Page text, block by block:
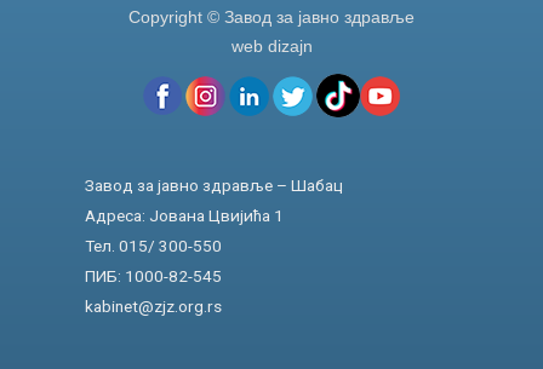
Copyright © Завод за јавно здравље
web dizajn
Завод за јавно здравље – Шабац
Адреса: Јована Цвијића 1
Тел. 015/ 300-550
ПИБ: 1000-82-545
kabinet@zjz.org.rs